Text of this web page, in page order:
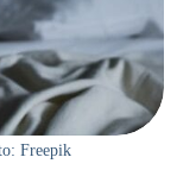
Freepik